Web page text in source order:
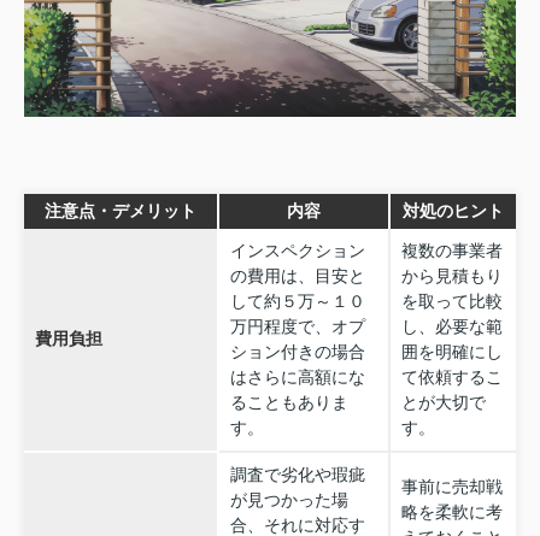
注意点・デメリット 内容 対処のヒント
費用負担
インスペクション
の費用は、目安と
して約５万～１０
万円程度で、オプ
ション付きの場合
はさらに高額にな
ることもありま
す。
複数の事業者
から見積もり
を取って比較
し、必要な範
囲を明確にし
て依頼するこ
とが大切で
す。
調査で劣化や瑕疵
が見つかった場
合、それに対応す
事前に売却戦
略を柔軟に考